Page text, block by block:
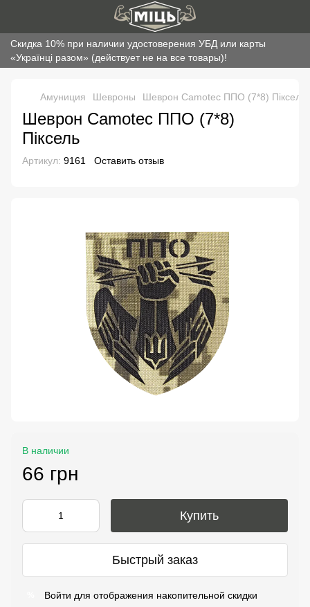
Скидка 10% при наличии удостоверения УБД или карты
«Українці разом» (действует не на все товары)!
Амуниция Шевроны Шеврон Camotec ППО (7*8) Піксель
Шеврон Camotec ППО (7*8)
Піксель
Артикул: 9161 Оставить отзыв
В наличии
66 грн
Купить
Быстрый заказ
Войти для отображения накопительной скидки